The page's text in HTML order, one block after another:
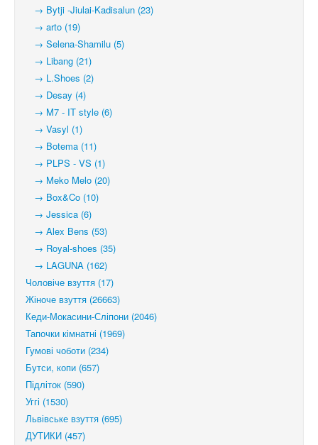
→ Bytji -Jiulai-Kadisalun (23)
→ arto (19)
→ Selena-Shamilu (5)
→ Libang (21)
→ L.Shoes (2)
→ Desay (4)
→ M7 - IT style (6)
→ Vasyl (1)
→ Botema (11)
→ PLPS - VS (1)
→ Meko Melo (20)
→ Box&Co (10)
→ Jessica (6)
→ Alex Bens (53)
→ Royal-shoes (35)
→ LAGUNA (162)
Чоловіче взуття (17)
Жіноче взуття (26663)
Кеди-Мокасини-Сліпони (2046)
Тапочки кімнатні (1969)
Гумові чоботи (234)
Бутси, копи (657)
Підліток (590)
Уггі (1530)
Львівське взуття (695)
ДУТИКИ (457)